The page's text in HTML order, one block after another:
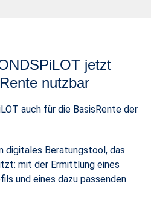
jetzt
nutzbar
auch für die BasisRente der
digitales Beratungstool, das
mit der Ermittlung eines
und eines dazu passenden